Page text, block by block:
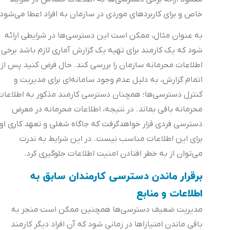
خاص و برای کاربردهای موردی در سازمان به افراد اعطا می‌شود.
به عنوان مثال، ممکن است این دسترسی‌ها در شرایطی ارائه
شود که یک کارمند برای تهیه یک گزارش آماری لازم باشد برخی
اطلاعات محرمانه سازمان را بررسی کند. حال فرض کنید پس از
اتمام گزارش، به دلیل عدم وجود سامانه‌ای برای مدیریت و
کنترل دسترسی‌ها؛ همچنان دسترسی کارمند مذکور به اطلاعات
محرمانه باقی بماند. در نتیجه، اطلاعات محرمانه در معرض
دسترسی فردی قرار خواهدگرفت که جاگاه شغلی و تعهد کاری او
برای این اطلاعات مناسب نیست. در این شرایط به ندرت
می‌توان از به خطر افتادن امنیت اطلاعات جلوگیری کرد.
برقرار ماندن دسترسی کارمندان سابق به
اطلاعات و منابع
مدیریت ضعیف دسترسی‌ها همچنین ممکن است منجر به
باقی ماندن امتیازاها در زمانی شود که آن افراد دیگر کارمند